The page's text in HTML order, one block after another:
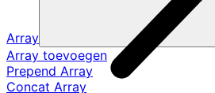
Array
Array toevoegen
Prepend Array
Concat Array